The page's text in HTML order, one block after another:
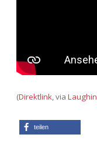
(Direktlink, via
teilen